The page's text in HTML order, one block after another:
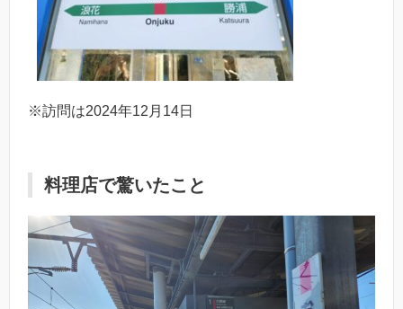
※訪問は2024年12月14日
料理店で驚いたこと